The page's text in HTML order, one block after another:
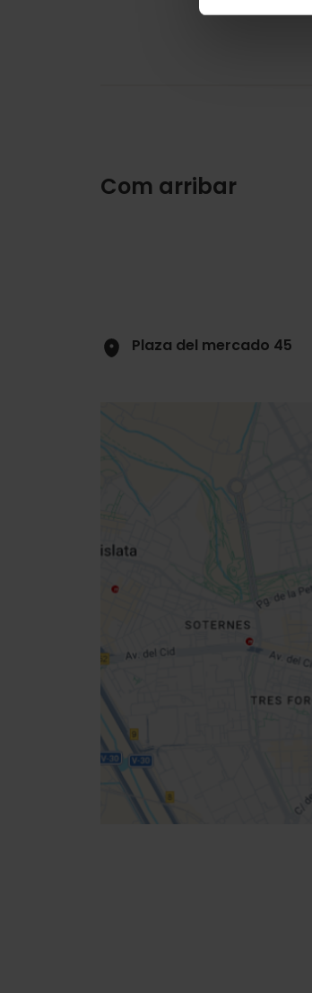
Com arribar
Plaza del mercado 45
Direccions
sidebar